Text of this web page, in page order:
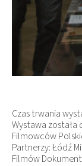
Czas trwania
Wystawa
Filmowców
Partnerzy: Łódź
Filmów